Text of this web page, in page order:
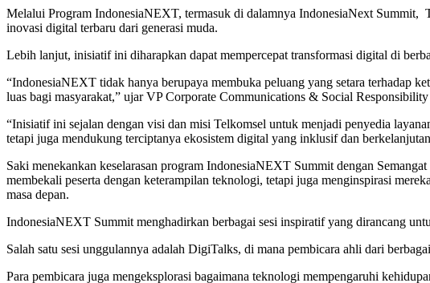
Melalui Program IndonesiaNEXT, termasuk di dalamnya IndonesiaNext Summit,
inovasi digital terbaru dari generasi muda.
Lebih lanjut, inisiatif ini diharapkan dapat mempercepat transformasi digital di
“IndonesiaNEXT tidak hanya berupaya membuka peluang yang setara terhadap
luas bagi masyarakat,” ujar VP Corporate Communications & Social
“Inisiatif ini sejalan dengan visi dan misi Telkomsel untuk menjadi penyedia
tetapi juga mendukung terciptanya ekosistem digital yang inklusif dan
Saki menekankan keselarasan program IndonesiaNEXT Summit dengan
membekali peserta dengan keterampilan teknologi, tetapi juga menginspirasi
masa depan.
IndonesiaNEXT Summit menghadirkan berbagai sesi inspiratif yang dirancang
Salah satu sesi unggulannya adalah DigiTalks, di mana pembicara ahli dari
Para pembicara juga mengeksplorasi bagaimana teknologi mempengaruhi